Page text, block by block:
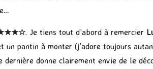
. Je tiens tout d’abord à remercier
un pantin à monter (j’adore toujours
donne clairement envie de le